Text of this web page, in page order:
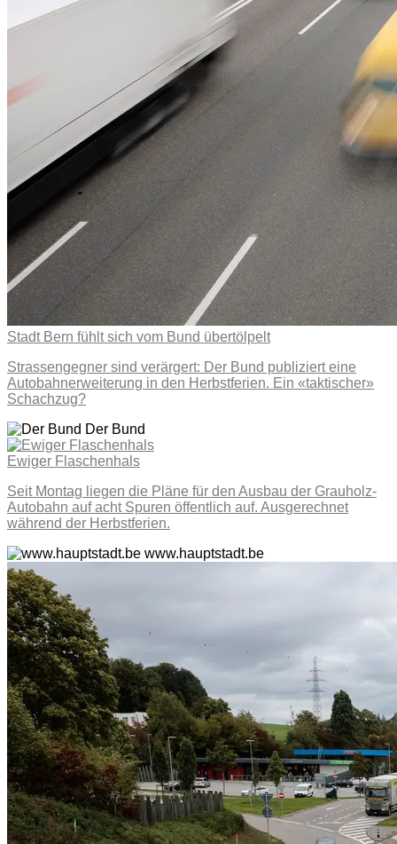
Stadt Bern fühlt sich vom Bund übertölpelt
Strassengegner sind verärgert: Der Bund publiziert eine
Autobahnerweiterung in den Herbstferien. Ein «taktischer»
Schachzug?
Der Bund
Ewiger Flaschenhals
Seit Montag liegen die Pläne für den Ausbau der Grauholz-
Autobahn auf acht Spuren öffentlich auf. Ausgerechnet
während der Herbstferien.
www.hauptstadt.be